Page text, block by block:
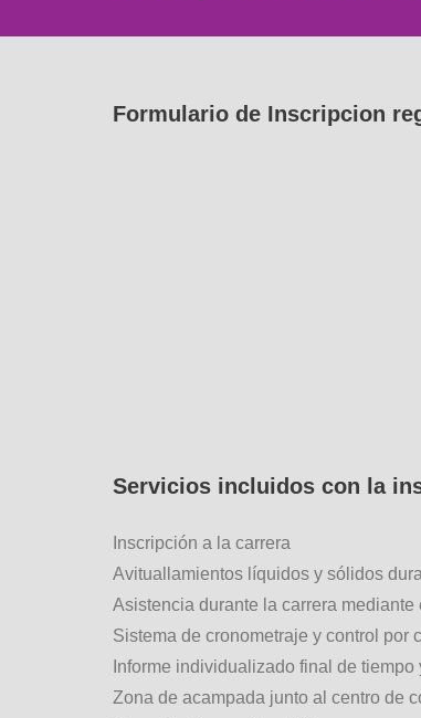
Formulario de Inscripcion
Servicios incluidos con la
Inscripción a la carrera
Avituallamientos líquidos y sólidos
Asistencia durante la carrera
Sistema de cronometraje y control por
Informe individualizado final de tiempo
Zona de acampada junto al centro de